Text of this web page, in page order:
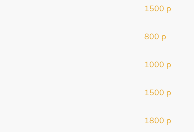
1500 р
800 р
1000 р
1500 р
1800 р